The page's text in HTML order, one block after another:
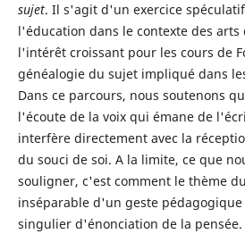
sujet. Il s'agit d'un exercice
l'éducation dans le contexte des arts
l'intérêt croissant pour les cours de
généalogie du sujet impliqué dans
Dans ce parcours, nous soutenons
l'écoute de la voix qui émane de
interfère directement avec la
du souci de soi. A la limite, ce que
souligner, c'est comment le thème
inséparable d'un geste
singulier d'énonciation de la pensée.